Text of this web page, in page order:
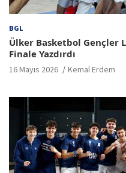
BGL
Ülker Basketbol Gençler
Finale Yazdırdı
16 Mayıs 2026 Kemal Erdem